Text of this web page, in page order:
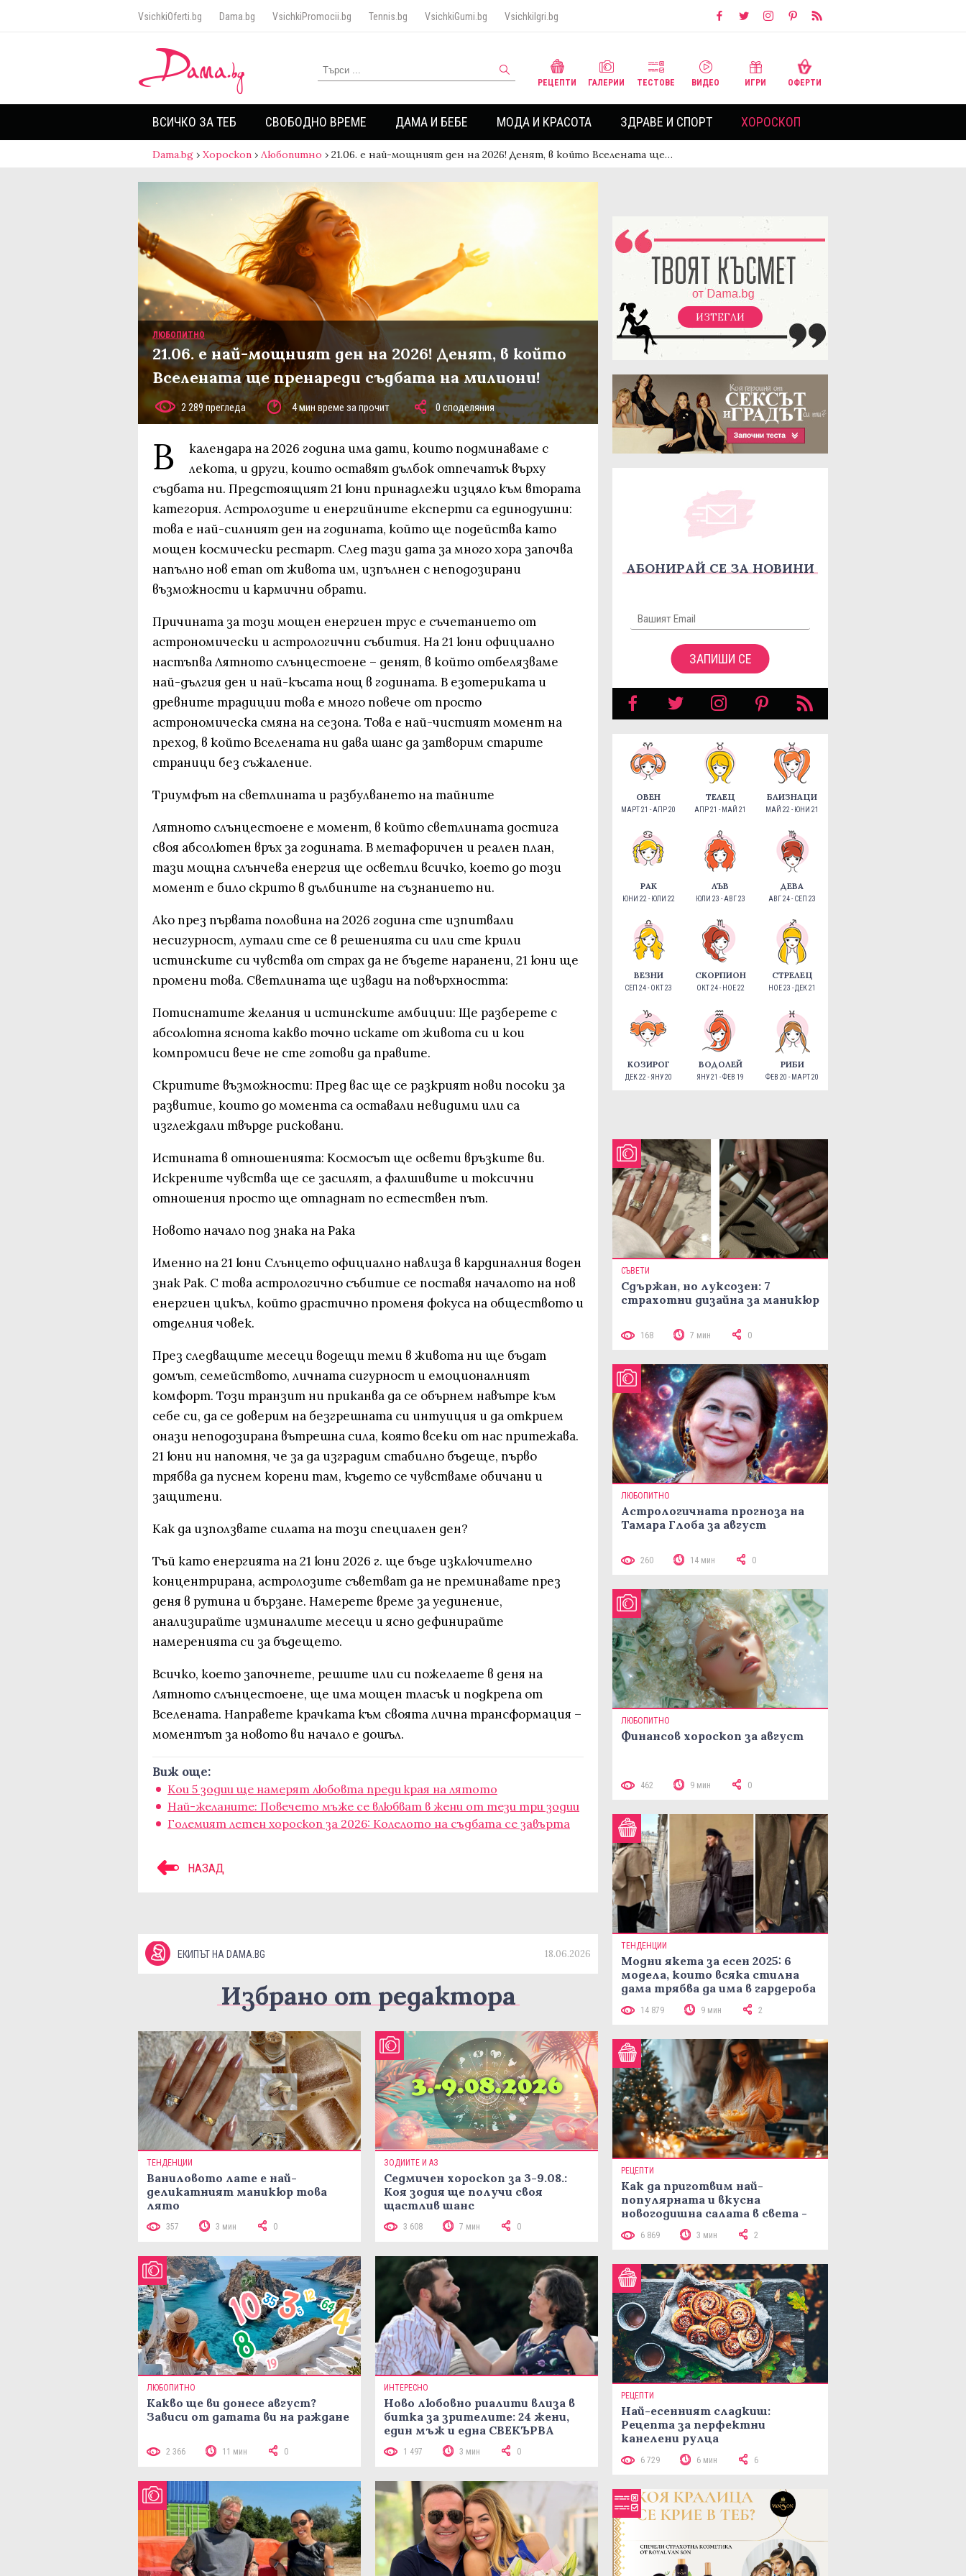
VsichkiOferti.bg Dama.bg VsichkiPromocii.bg Tennis.bg VsichkiGumi.bg VsichkiIgri.bg
РЕЦЕПТИ ГАЛЕРИИ ТЕСТОВЕ ВИДЕО ИГРИ ОФЕРТИ
ВСИЧКО ЗА ТЕБ СВОБОДНО ВРЕМЕ ДАМА И БЕБЕ МОДА И КРАСОТА ЗДРАВЕ И СПОРТ ХОРОСКОП
Dama.bg › Хороскоп › Любопитно › 21.06. е най-мощният ден на 2026! Денят, в който Вселената ще…
ЛЮБОПИТНО
21.06. е най-мощният ден на 2026! Денят, в който
Вселената ще пренареди съдбата на милиони!
2 289 прегледа 4 мин време за прочит 0 споделяния
В
календара на 2026 година има дати, които подминаваме с
лекота, и други, които оставят дълбок отпечатък върху
съдбата ни. Предстоящият 21 юни принадлежи изцяло към втората
категория. Астролозите и енергийните експерти са единодушни:
това е най-силният ден на годината, който ще подейства като
мощен космически рестарт. След тази дата за много хора започва
напълно нов етап от живота им, изпълнен с неподозирани
възможности и кармични обрати.
Причината за този мощен енергиен трус е съчетанието от
астрономически и астрологични събития. На 21 юни официално
настъпва Лятното слънцестоене – денят, в който отбелязваме
най-дългия ден и най-късата нощ в годината. В езотериката и
древните традиции това е много повече от просто
астрономическа смяна на сезона. Това е най-чистият момент на
преход, в който Вселената ни дава шанс да затворим старите
страници без съжаление.
Триумфът на светлината и разбулването на тайните
Лятното слънцестоене е момент, в който светлината достига
своя абсолютен връх за годината. В метафоричен и реален план,
тази мощна слънчева енергия ще осветли всичко, което до този
момент е било скрито в дълбините на съзнанието ни.
Ако през първата половина на 2026 година сте изпитвали
несигурност, лутали сте се в решенията си или сте крили
истинските си чувства от страх да не бъдете наранени, 21 юни ще
промени това. Светлината ще извади на повърхността:
Потиснатите желания и истинските амбиции: Ще разберете с
абсолютна яснота какво точно искате от живота си и кои
компромиси вече не сте готови да правите.
Скритите възможности: Пред вас ще се разкрият нови посоки за
развитие, които до момента са оставали невидими или са
изглеждали твърде рисковани.
Истината в отношенията: Космосът ще освети връзките ви.
Искрените чувства ще се засилят, а фалшивите и токсични
отношения просто ще отпаднат по естествен път.
Новото начало под знака на Рака
Именно на 21 юни Слънцето официално навлиза в кардиналния воден
знак Рак. С това астрологично събитие се поставя началото на нов
енергиен цикъл, който драстично променя фокуса на обществото и
отделния човек.
През следващите месеци водещи теми в живота ни ще бъдат
домът, семейството, личната сигурност и емоционалният
комфорт. Този транзит ни приканва да се обърнем навътре към
себе си, да се доверим на безгрешната си интуиция и да открием
онази неподозирана вътрешна сила, която всеки от нас притежава.
21 юни ни напомня, че за да изградим стабилно бъдеще, първо
трябва да пуснем корени там, където се чувстваме обичани и
защитени.
Как да използвате силата на този специален ден?
Тъй като енергията на 21 юни 2026 г. ще бъде изключително
концентрирана, астролозите съветват да не преминавате през
деня в рутина и бързане. Намерете време за уединение,
анализирайте изминалите месеци и ясно дефинирайте
намеренията си за бъдещето.
Всичко, което започнете, решите или си пожелаете в деня на
Лятното слънцестоене, ще има мощен тласък и подкрепа от
Вселената. Направете крачката към своята лична трансформация –
моментът за новото ви начало е дошъл.
Виж още:
Кои 5 зодии ще намерят любовта преди края на лятото
Най-желаните: Повечето мъже се влюбват в жени от тези три зодии
Големият летен хороскоп за 2026: Колелото на съдбата се завърта
НАЗАД
ЕКИПЪТ НА DAMA.BG 18.06.2026
Избрано от редактора
ТЕНДЕНЦИИ
Ваниловото лате е най-
деликатният маникюр това
лято
357 3 мин 0
ЗОДИИТЕ И АЗ
Седмичен хороскоп за 3-9.08.:
Коя зодия ще получи своя
щастлив шанс
3 608 7 мин 0
ЛЮБОПИТНО
Какво ще ви донесе август?
Зависи от датата ви на ражданe
2 366 11 мин 0
ИНТЕРЕСНО
Ново любовно риалити влиза в
битка за зрителите: 24 жени,
един мъж и една СВЕКЪРВА
1 497 3 мин 0
ИЗТЕГЛИ
АБОНИРАЙ СЕ ЗА НОВИНИ
ЗАПИШИ СЕ
ОВЕН
МАРТ 21 - АПР 20
ТЕЛЕЦ
АПР 21 - МАЙ 21
БЛИЗНАЦИ
МАЙ 22 - ЮНИ 21
РАК
ЮНИ 22 - ЮЛИ 22
ЛЪВ
ЮЛИ 23 - АВГ 23
ДЕВА
АВГ 24 - СЕП 23
ВЕЗНИ
СЕП 24 - ОКТ 23
СКОРПИОН
ОКТ 24 - НОЕ 22
СТРЕЛЕЦ
НОЕ 23 - ДЕК 21
КОЗИРОГ
ДЕК 22 - ЯНУ 20
ВОДОЛЕЙ
ЯНУ 21 - ФЕВ 19
РИБИ
ФЕВ 20 - МАРТ 20
СЪВЕТИ
Сдържан, но луксозен: 7
страхотни дизайна за маникюр
168 7 мин 0
ЛЮБОПИТНО
Астрологичната прогноза на
Тамара Глоба за август
260 14 мин 0
ЛЮБОПИТНО
Финансов хороскоп за август
462 9 мин 0
ТЕНДЕНЦИИ
Модни якета за есен 2025: 6
модела, които всяка стилна
дама трябва да има в гардероба
14 879 9 мин 2
РЕЦЕПТИ
Как да приготвим най-
популярната и вкусна
новогодишна салата в света -
рецепта Мимоза
6 869 3 мин 2
РЕЦЕПТИ
Най-есенният сладкиш:
Рецепта за перфектни
канелени рулца
6 729 6 мин 6